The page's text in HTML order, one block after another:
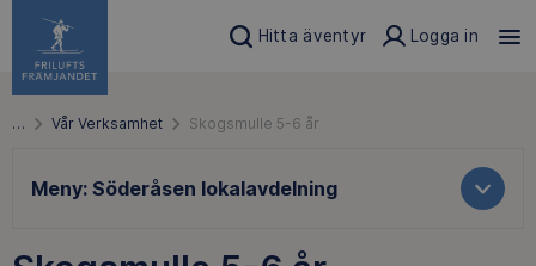
Hitta äventyr Logga in
… Vår Verksamhet Skogsmulle 5-6 år
Meny: Söderåsen lokalavdelning